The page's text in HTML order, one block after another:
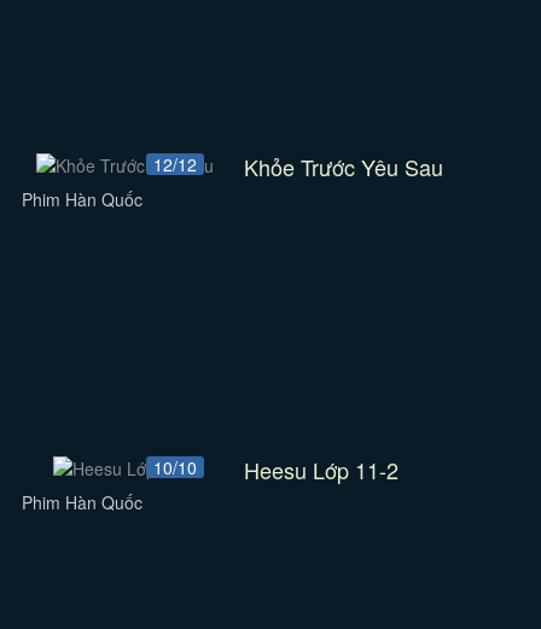
12/12 Khỏe Trước Yêu Sau
Phim Hàn Quốc
10/10 Heesu Lớp 11-2
Phim Hàn Quốc